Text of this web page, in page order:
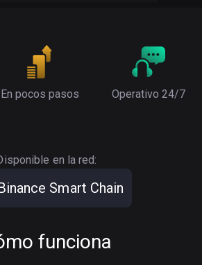
En pocos pasos Operativo 24/7
en la red:
Smart Chain
funciona